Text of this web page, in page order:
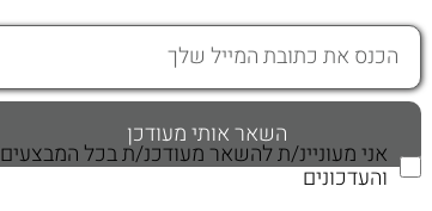
אני מעוניינ/ת להשאר מעודכנ/ת בכל המבצעים
והעדכונים